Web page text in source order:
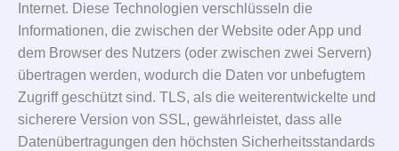
Internet. Diese Technologien verschlüsseln die
Informationen, die zwischen der Website oder App und
dem Browser des Nutzers (oder zwischen zwei Servern)
übertragen werden, wodurch die Daten vor unbefugtem
Zugriff geschützt sind. TLS, als die weiterentwickelte und
sicherere Version von SSL, gewährleistet, dass alle
Datenübertragungen den höchsten Sicherheitsstandards